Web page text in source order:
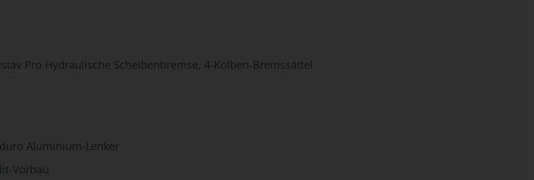
Pro Hydraulische Scheibenbremse, 4‑Kolben‑Bremssättel
Aluminium-Lenker
Vorbau